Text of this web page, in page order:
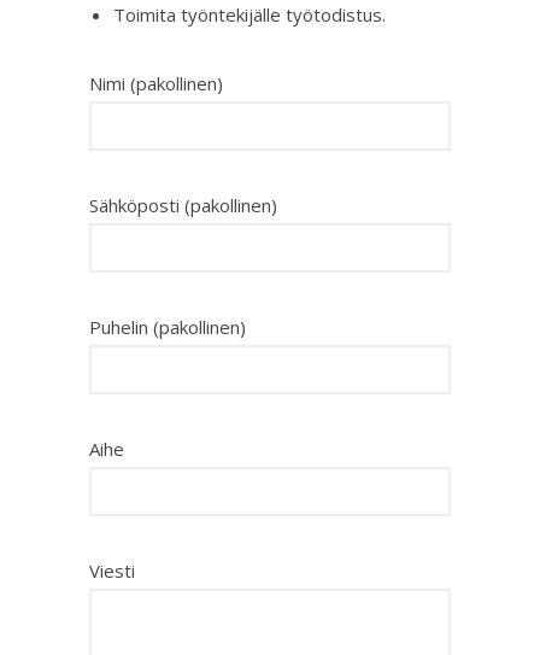
Toimita työntekijälle työtodistus.
Nimi (pakollinen)
Sähköposti (pakollinen)
Puhelin (pakollinen)
Aihe
Viesti